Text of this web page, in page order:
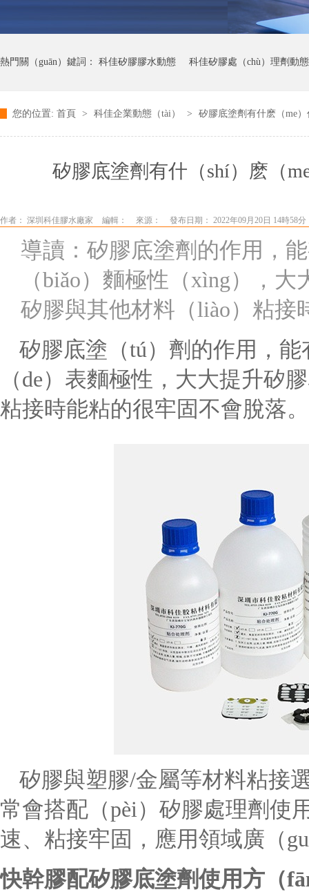
熱門關（guān）鍵詞： 科佳矽膠膠水動態 科佳矽膠處（chù）理劑動態
科佳（jiā）快幹膠動態
您的位置: 首頁 > 科佳企業動態（tài） > 矽膠底塗劑有什麽（me
矽膠底塗劑有什（shí）麽（
作者： 深圳科佳膠水廠家 編輯： 來源： 發布日期： 2022年09月20日 14時58分
導讀：矽膠底塗劑的作用，
（biǎo）麵極性（xìng），
矽膠與其他材料（liào）粘接
矽膠底塗（tú）劑的作用，
（de）表麵極性，大大提升矽
粘接時能粘的很牢固不會脫落。
矽膠與塑膠/金屬等材料粘接
常會搭配（pèi）矽膠處理劑使
速、粘接牢固，應用領域廣（
快幹膠配矽膠底塗劑使用方（